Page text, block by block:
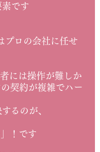
です
ロの会社に任せ
には操作が難しか
契約が複雑でハー
るのが、
！です